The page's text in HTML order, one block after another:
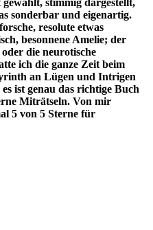
stimmig dargestellt,
sonderbar und eigenartig.
resolute etwas
besonnene Amelie; der
die neurotische
ich die ganze Zeit beim
an Lügen und Intrigen
ist genau das richtige Buch
Miträtseln. Von mir
5 von 5 Sterne für